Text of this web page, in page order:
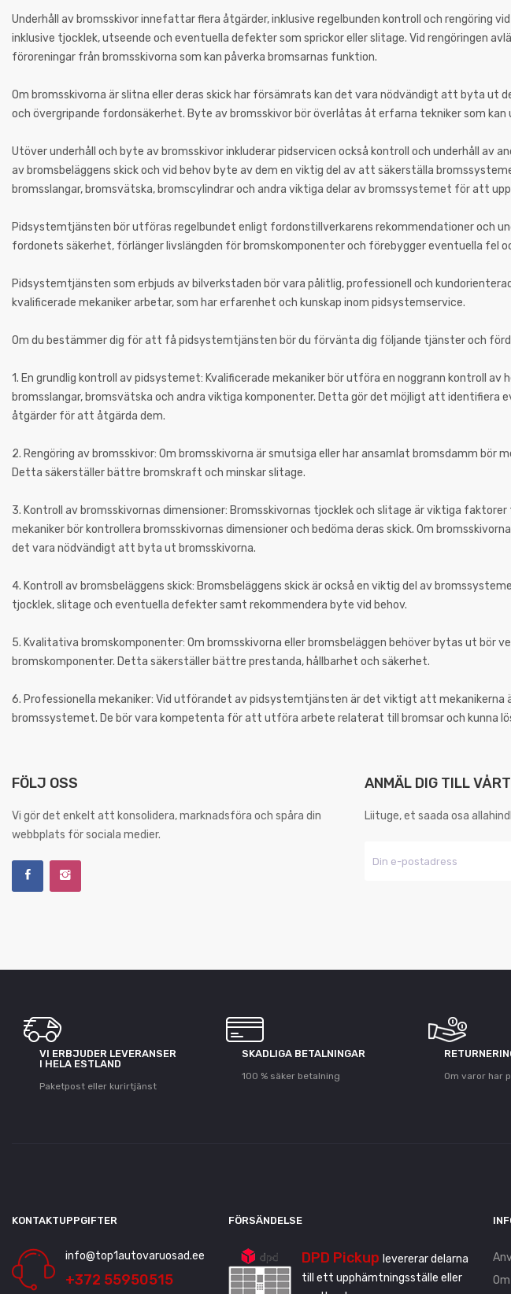
Underhåll av bromsskivor innefattar flera åtgärder, inklusive regelbunden kontroll och rengöring
inklusive tjocklek, utseende och eventuella defekter som sprickor eller slitage. Vid rengöringen
föroreningar från bromsskivorna som kan påverka bromsarnas funktion.
Om bromsskivorna är slitna eller deras skick har försämrats kan det vara nödvändigt att byta ut
och övergripande fordonsäkerhet. Byte av bromsskivor bör överlåtas åt erfarna tekniker som
Utöver underhåll och byte av bromsskivor inkluderar pidservicen också kontroll och underhåll av
av bromsbeläggens skick och vid behov byte av dem en viktig del av att säkerställa
bromsslangar, bromsvätska, bromscylindrar och andra viktiga delar av bromssystemet för att
Pidsystemtjänsten bör utföras regelbundet enligt fordonstillverkarens rekommendationer och
fordonets säkerhet, förlänger livslängden för bromskomponenter och förebygger eventuella fel
Pidsystemtjänsten som erbjuds av bilverkstaden bör vara pålitlig, professionell och
kvalificerade mekaniker arbetar, som har erfarenhet och kunskap inom pidsystemservice.
Om du bestämmer dig för att få pidsystemtjänsten bör du förvänta dig följande tjänster och
1. En grundlig kontroll av pidsystemet: Kvalificerade mekaniker bör utföra en noggrann kontroll av
bromsslangar, bromsvätska och andra viktiga komponenter. Detta gör det möjligt att identifiera
åtgärder för att åtgärda dem.
2. Rengöring av bromsskivor: Om bromsskivorna är smutsiga eller har ansamlat bromsdamm bör
Detta säkerställer bättre bromskraft och minskar slitage.
3. Kontroll av bromsskivornas dimensioner: Bromsskivornas tjocklek och slitage är viktiga
mekaniker bör kontrollera bromsskivornas dimensioner och bedöma deras skick. Om
det vara nödvändigt att byta ut bromsskivorna.
4. Kontroll av bromsbeläggens skick: Bromsbeläggens skick är också en viktig del av
tjocklek, slitage och eventuella defekter samt rekommendera byte vid behov.
5. Kvalitativa bromskomponenter: Om bromsskivorna eller bromsbeläggen behöver bytas ut bör
bromskomponenter. Detta säkerställer bättre prestanda, hållbarhet och säkerhet.
6. Professionella mekaniker: Vid utförandet av pidsystemtjänsten är det viktigt att mekanikerna
bromssystemet. De bör vara kompetenta för att utföra arbete relaterat till bromsar och kunna
FÖLJ OSS
Vi gör det enkelt att konsolidera, marknadsföra och spåra din
webbplats för sociala medier.
ANMÄL DIG TILL
Liituge, et saada osa
VI ERBJUDER LEVERANSER
I HELA ESTLAND
Paketpost eller kurirtjänst
SKADLIGA BETALNINGAR
100 % säker betalning Om varor har
KONTAKTUPPGIFTER
info@top1autovaruosad.ee
+372 55950515
FÖRSÄNDELSE
DPD Pickup levererar delarna
till ett upphämtningsställe eller